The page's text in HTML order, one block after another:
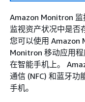
Amazon Monitron
监视资产状况中是否
您可以使用 Amazon
Monitron 移动应用
在智能手机上。
通信 (NFC) 和蓝牙功
手机。